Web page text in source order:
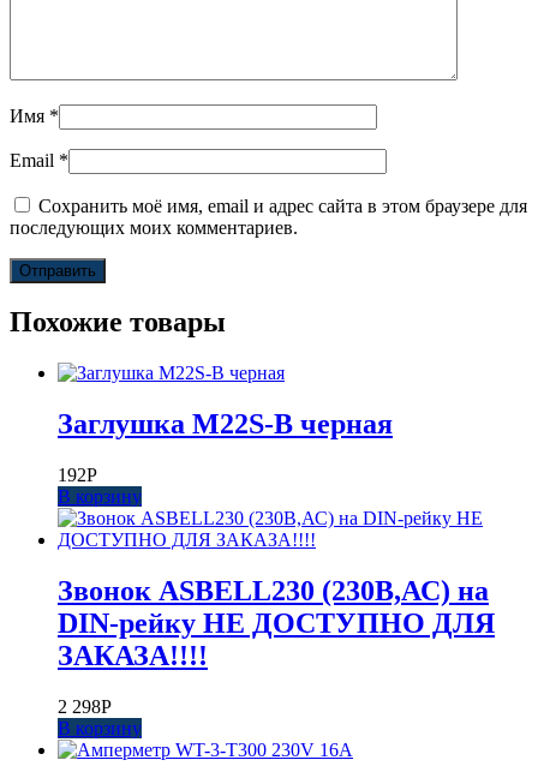
Имя *
Email *
Сохранить моё имя, email и адрес сайта в этом браузере для
последующих моих комментариев.
Похожие товары
Заглушка M22S-B черная
192Р
В корзину
Звонок ASBELL230 (230В,АС) на
DIN-рейку НЕ ДОСТУПНО ДЛЯ
ЗАКАЗА!!!!
2 298Р
В корзину